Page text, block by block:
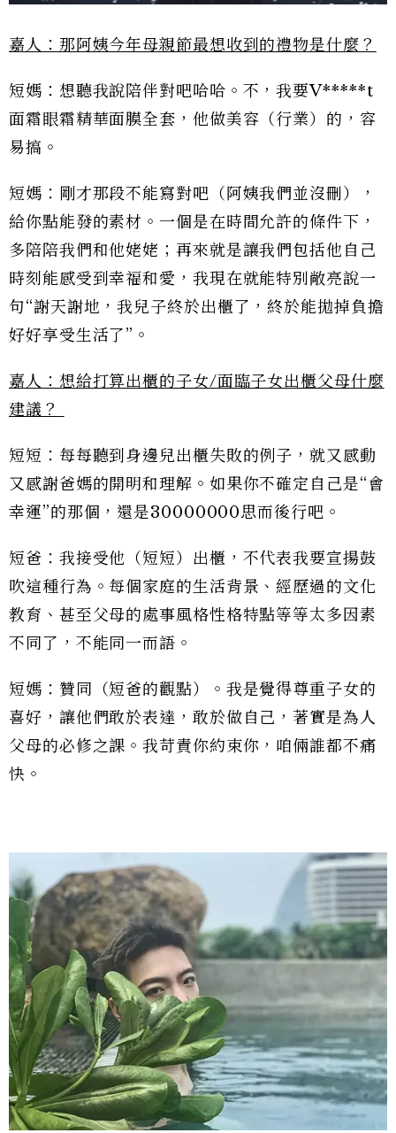
嘉人：那阿姨今年母親節最想收到的禮物是什麼？
短媽：想聽我說陪伴對吧哈哈。不，我要V*****t
面霜眼霜精華面膜全套，他做美容（行業）的，容
易搞。
短媽：剛才那段不能寫對吧（阿姨我們並沒刪），
給你點能發的素材。一個是在時間允許的條件下，
多陪陪我們和他姥姥；再來就是讓我們包括他自己
時刻能感受到幸福和愛，我現在就能特別敞亮說一
句“謝天謝地，我兒子終於出櫃了，終於能拋掉負擔
好好享受生活了”。
嘉人：想給打算出櫃的子女/面臨子女出櫃父母什麼
建議？
短短：每每聽到身邊兒出櫃失敗的例子，就又感動
又感謝爸媽的開明和理解。如果你不確定自己是“會
幸運”的那個，還是30000000思而後行吧。
短爸：我接受他（短短）出櫃，不代表我要宣揚鼓
吹這種行為。每個家庭的生活背景、經歷過的文化
教育、甚至父母的處事風格性格特點等等太多因素
不同了，不能同一而語。
短媽：贊同（短爸的觀點）。我是覺得尊重子女的
喜好，讓他們敢於表達，敢於做自己，著實是為人
父母的必修之課。我苛責你約束你，咱倆誰都不痛
快。